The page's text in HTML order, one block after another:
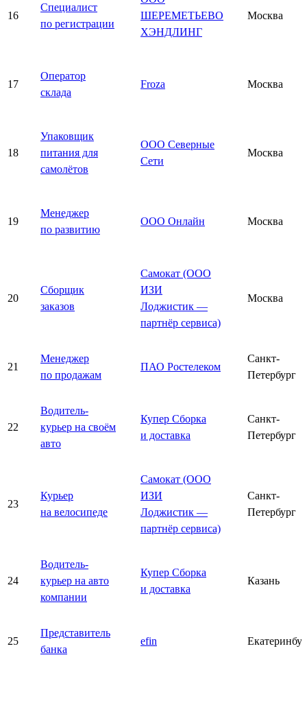
16
Специалист
по регистрации
ШЕРЕМЕТЬЕВО
ХЭНДЛИНГ
Москва
17
Оператор
склада
Froza Москва
18
Упаковщик
питания для
самолётов
ООО Северные
Сети
Москва
19
Менеджер
по развитию
ООО Онлайн Москва
20
Сборщик
заказов
Самокат (ООО
ИЗИ
Лоджистик —
партнёр сервиса)
Москва
21
Менеджер
по продажам
ПАО Ростелеком
Санкт-
Петербург
22
Водитель-
курьер на своём
авто
Купер Сборка
и доставка
Санкт-
Петербург
23
Курьер
на велосипеде
Самокат (ООО
ИЗИ
Лоджистик —
партнёр сервиса)
Санкт-
Петербург
24
Водитель-
курьер на авто
компании
Купер Сборка
и доставка
Казань
25
Представитель
банка
efin